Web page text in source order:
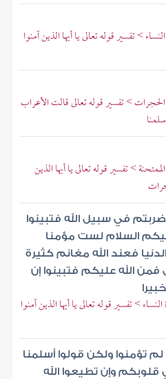
> تفسير قوله تعالى يا أيها الذين آمنوا
> تفسير قوله تعالى قالت الأعراب
> تفسير قوله تعالى يا أيها الذين
ضربتم في سبيل الله فتبينوا
السلام لست مؤمنا
فعند الله مغانم كثيرة
الله عليكم فتبينوا إن
> تفسير قوله تعالى يا أيها الذين آمنوا
لم تؤمنوا ولكن قولوا أسلمنا
قلوبكم وإن تطيعوا الله